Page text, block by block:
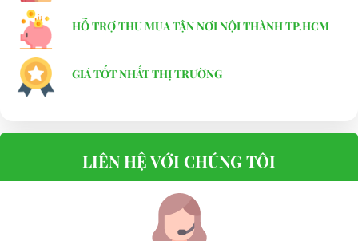
HỖ TRỢ THU MUA TẬN NƠI NỘI THÀNH TP.HCM
GIÁ TỐT NHẤT THỊ TRƯỜNG
LIÊN HỆ VỚI CHÚNG TÔI